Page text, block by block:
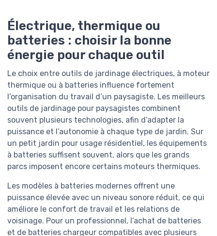
Électrique, thermique ou
batteries : choisir la bonne
énergie pour chaque outil
Le choix entre outils de jardinage électriques, à moteur
thermique ou à batteries influence fortement
l’organisation du travail d’un paysagiste. Les meilleurs
outils de jardinage pour paysagistes combinent
souvent plusieurs technologies, afin d’adapter la
puissance et l’autonomie à chaque type de jardin. Sur
un petit jardin pour usage résidentiel, les équipements
à batteries suffisent souvent, alors que les grands
parcs imposent encore certains moteurs thermiques.
Les modèles à batteries modernes offrent une
puissance élevée avec un niveau sonore réduit, ce qui
améliore le confort de travail et les relations de
voisinage. Pour un professionnel, l’achat de batteries
et de batteries chargeur compatibles avec plusieurs